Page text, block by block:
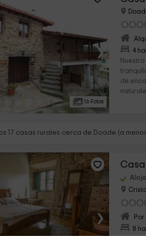
›
16 Fotos
4
de
17 casas rurales cerca de Doade (a
›
8